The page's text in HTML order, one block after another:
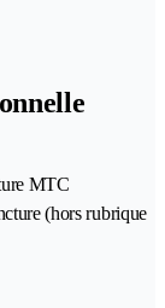
MTC
(hors rubrique